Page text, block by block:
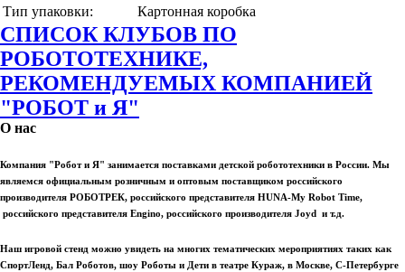
Тип упаковки:
Картонная коробка
СПИСОК КЛУБОВ ПО
РОБОТОТЕХНИКЕ,
РЕКОМЕНДУЕМЫХ КОМПАНИЕЙ
"РОБОТ и Я"
О нас
Компания "Робот и Я" занимается поставками детской робототехники в России. Мы
являемся официальным розничным и оптовым поставщиком российского
производителя РОБОТРЕК, российского представителя HUNA-My Robot Time,
российского представителя Engino, российского производителя Joyd и т.д.
Наш игровой стенд можно увидеть на многих тематических мероприятиях таких как
СпортЛенд, Бал Роботов, шоу Роботы и Дети в театре Кураж, в Москве, С-Петербурге